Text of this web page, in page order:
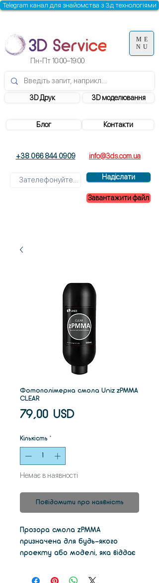
3D моделювання
Контакти
3D Друк
+38 066 844 0909 info@3ds.com.ua
Надіслати
Завантажити файл
Блог
Пн-Пт 10:00–19:00
Telegram канал для знайомства з 3д технологіями
ME
NU
Фотополімерна смола Uniz zPMMA
CLEAR
79,00 USDЦіна
Кількість *
Немає в наявності
Повідомити про наявність
Прозора смола zPMMA
призначена для будь-якого
проекту або моделі, яка віддає
порівнянні з непрозорістю